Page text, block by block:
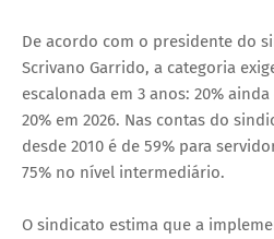
De acordo com o presidente do
Scrivano Garrido, a categoria
escalonada em 3 anos: 20% ainda
20% em 2026. Nas contas do
desde 2010 é de 59% para
75% no nível intermediário.
O sindicato estima que a